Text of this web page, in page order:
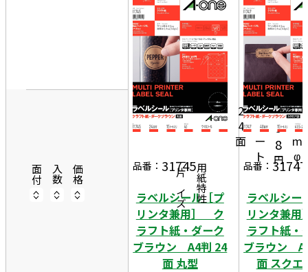
示
面付 入数 価格 一片サイズ用紙特性
品番： 31745
ラベルシール［プ
リンタ兼用］ ク
ラフト紙・ダーク
ブラウン A4判 24
面 丸型
2
4
面
1
5
シ
ー
ト
1,
2
9
8
円
4
0
m
m
φ
品番： 31747
ラベルシー
リンタ兼
ラフト紙・
ブラウン
面 スクエ